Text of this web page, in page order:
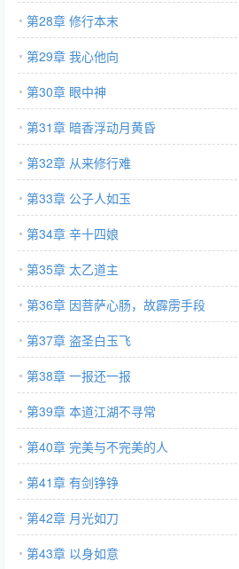
第28章 修行本末
第29章 我心他向
第30章 眼中神
第31章 暗香浮动月黄昏
第32章 从来修行难
第33章 公子人如玉
第34章 辛十四娘
第35章 太乙道主
第36章 因菩萨心肠，故霹雳手段
第37章 盗圣白玉飞
第38章 一报还一报
第39章 本道江湖不寻常
第40章 完美与不完美的人
第41章 有剑铮铮
第42章 月光如刀
第43章 以身如意